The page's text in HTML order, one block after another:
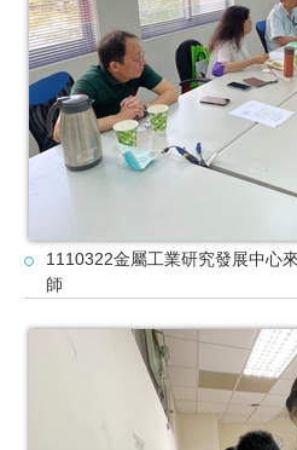
1110322金屬工業研究發展中心
師